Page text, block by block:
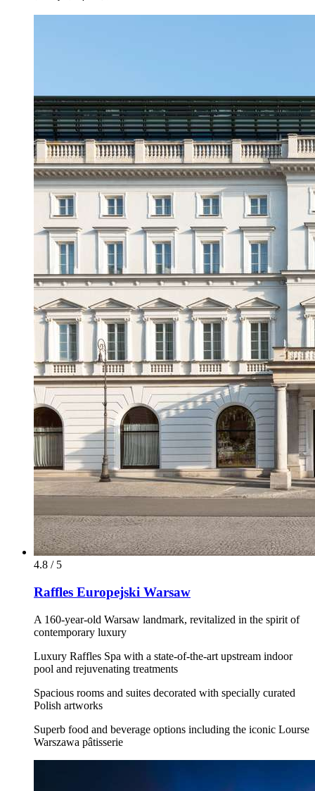
4.8 / 5
Raffles Europejski Warsaw
A 160-year-old Warsaw landmark, revitalized in the spirit of
contemporary luxury
Luxury Raffles Spa with a state-of-the-art upstream indoor
pool and rejuvenating treatments
Spacious rooms and suites decorated with specially curated
Polish artworks
Superb food and beverage options including the iconic Lourse
Warszawa pâtisserie